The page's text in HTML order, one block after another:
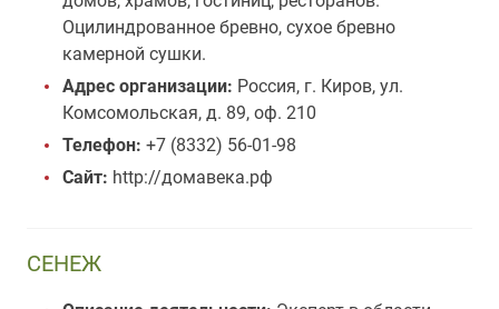
Оцилиндрованное бревно, сухое бревно
камерной сушки.
Адрес организации: Россия, г. Киров, ул.
Комсомольская, д. 89, оф. 210
Телефон: +7 (8332) 56-01-98
Сайт: http://домавека.рф
СЕНЕЖ